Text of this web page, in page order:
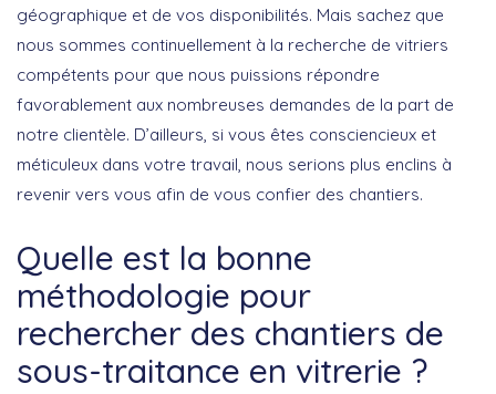
géographique et de vos disponibilités. Mais sachez que
nous sommes continuellement à la recherche de vitriers
compétents pour que nous puissions répondre
favorablement aux nombreuses demandes de la part de
notre clientèle. D’ailleurs, si vous êtes consciencieux et
méticuleux dans votre travail, nous serions plus enclins à
revenir vers vous afin de vous confier des chantiers.
Quelle est la bonne
méthodologie pour
rechercher des chantiers de
sous-traitance en vitrerie ?